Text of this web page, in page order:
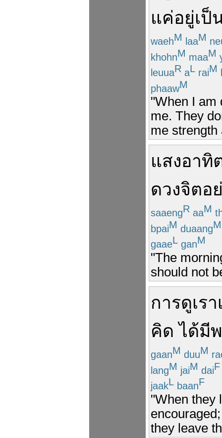
แค่อยู่เป็
waehM laaM
khohnM maaM
leuuaR aL raiM
phaawM
"When I am
me. They
me strength
แสงอาทิ
ดวงจิตอ
saaengR aaM
bpaiM duaangM
gaaeL ganM
"The
should not
การดูเรา
คิด ได้มี
gaanM duuM
langM jaiM daiF
jaakL baanF
"When they
they leave